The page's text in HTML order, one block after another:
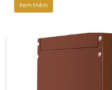
Xem thêm